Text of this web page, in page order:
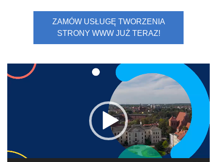
ZAMÓW USŁUGĘ TWORZENIA
STRONY WWW JUŻ TERAZ!
Odtwarzacz
video